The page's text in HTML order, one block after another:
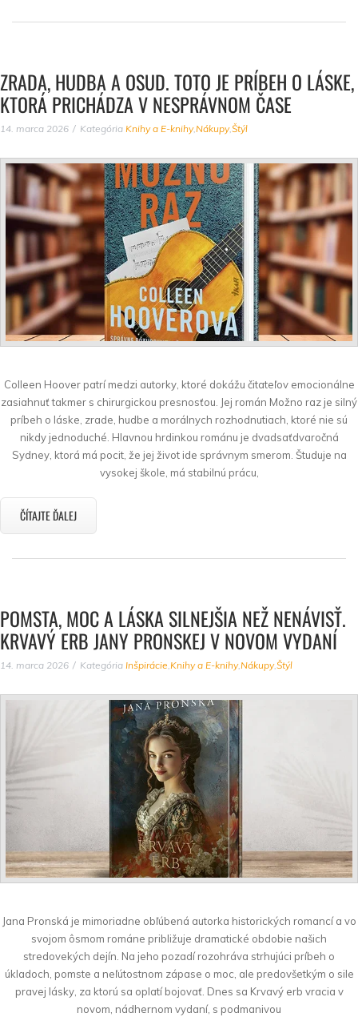
ZRADA, HUDBA A OSUD. TOTO JE PRÍBEH O LÁSKE,
KTORÁ PRICHÁDZA V NESPRÁVNOM ČASE
14. marca 2026 Kategória Knihy a E-knihy, Nákupy,Štýl
Colleen Hoover patrí medzi autorky, ktoré dokážu čitateľov emocionálne
zasiahnuť takmer s chirurgickou presnosťou. Jej román Možno raz je silný
príbeh o láske, zrade, hudbe a morálnych rozhodnutiach, ktoré nie sú
nikdy jednoduché. Hlavnou hrdinkou románu je dvadsaťdvaročná
Sydney, ktorá má pocit, že jej život ide správnym smerom. Študuje na
vysokej škole, má stabilnú prácu,
ČÍTAJTE ĎALEJ
POMSTA, MOC A LÁSKA SILNEJŠIA NEŽ NENÁVISŤ.
KRVAVÝ ERB JANY PRONSKEJ V NOVOM VYDANÍ
14. marca 2026 Kategória Inšpirácie Knihy a E-knihy, Nákupy,Štýl
Jana Pronská je mimoriadne obľúbená autorka historických romancí a vo
svojom ôsmom románe približuje dramatické obdobie našich
stredovekých dejín. Na jeho pozadí rozohráva strhujúci príbeh o
úkladoch, pomste a neľútostnom zápase o moc, ale predovšetkým o sile
pravej lásky, za ktorú sa oplatí bojovať. Dnes sa Krvavý erb vracia v
novom, nádhernom vydaní, s podmanivou